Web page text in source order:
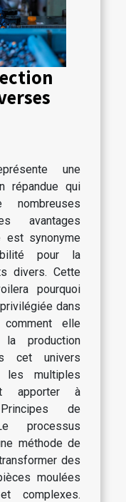
une
répandue qui
avantages
est synonyme
pour la
divers. Cette
pourquoi
dans
elle
production
cet univers
les multiples
apporter à
de
processus
méthode de
des
moulées
complexes.